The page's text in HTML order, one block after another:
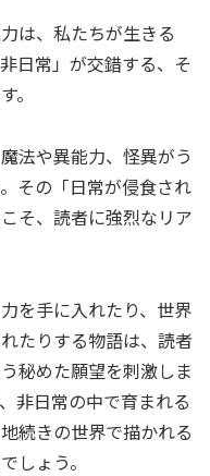
は、私たちが生きる
日常」が交錯する、そ
。
法や異能力、怪異がう
その「日常が侵食され
そ、読者に強烈なリア
を手に入れたり、世界
たりする物語は、読者
秘めた願望を刺激しま
非日常の中で育まれる
続きの世界で描かれる
しょう。